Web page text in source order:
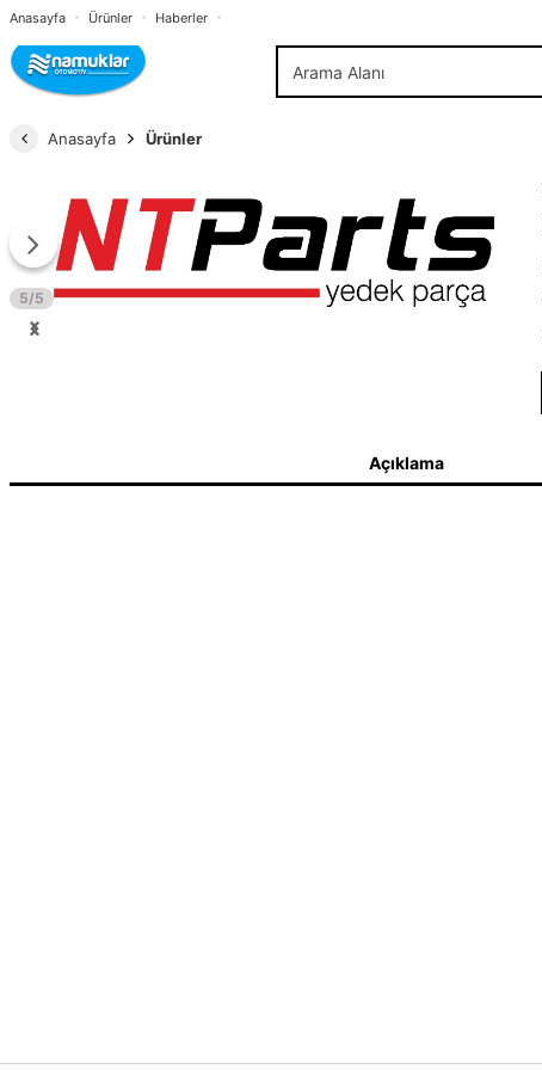
Anasayfa Ürünler Haberler
Anasayfa Ürünler
5/5
Açıklama